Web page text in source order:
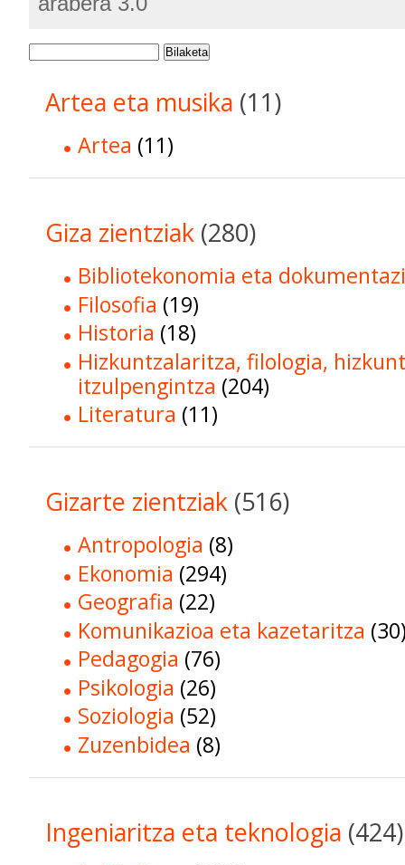
Bilaketa
Artea eta musika (11)
Artea (11)
Giza zientziak (280)
Bibliotekonomia eta
Filosofia (19)
Historia (18)
Hizkuntzalaritza, filologia,
itzulpengintza (204)
Literatura (11)
Gizarte zientziak (516)
Antropologia (8)
Ekonomia (294)
Geografia (22)
Komunikazioa eta kazetaritza
Pedagogia (76)
Psikologia (26)
Soziologia (52)
Zuzenbidea (8)
Ingeniaritza eta teknologia (424)